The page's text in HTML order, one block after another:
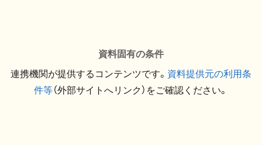
資料固有の条件
連携機関が提供するコンテンツです。 資料提供元の利用条
件等（外部サイトへリンク）をご確認ください。